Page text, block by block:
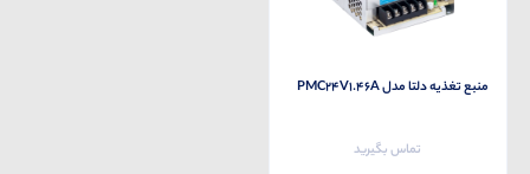
منبع تغذیه دلتا مدل PMC24V1.46A
تماس بگیرید